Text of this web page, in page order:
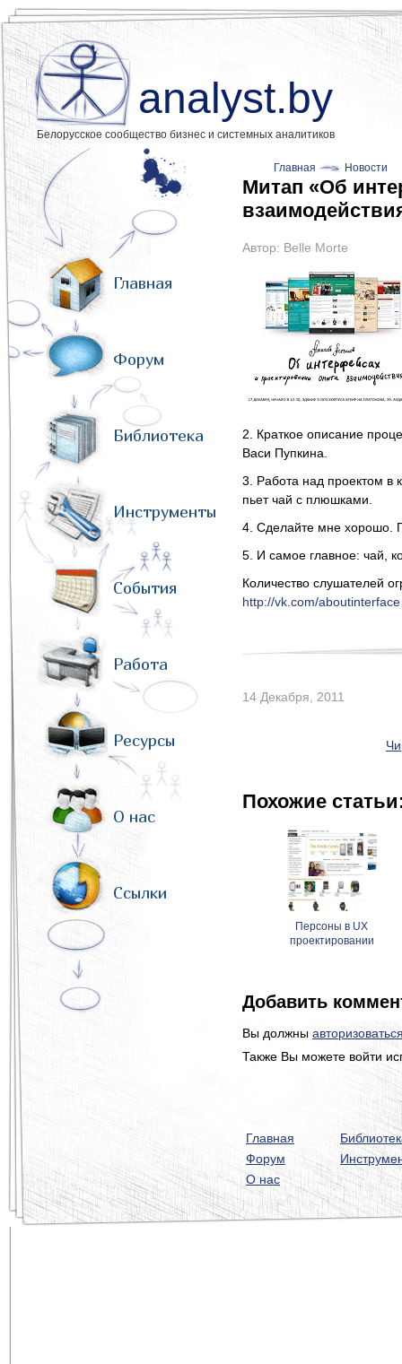
analyst.by
Белорусское сообщество бизнес и системных аналитиков
Главная
Форум
Библиотека
Инструменты
События
Работа
Ресурсы
О нас
Ссылки
Главная Новости
Митап «Об
Автор: Belle Morte
2. Краткое описание
Васи Пупкина.
3. Работа над проектом в
пьет чай с плюшками.
4. Сделайте мне хорошо.
5. И самое главное: чай,
Количество слушателей
http://vk.com/aboutinterface
14 Декабря, 2011
Похожие
Персоны в UX
проектировании
Добавить
Вы должны
Также Вы можете войти
Главная
Форум
О нас